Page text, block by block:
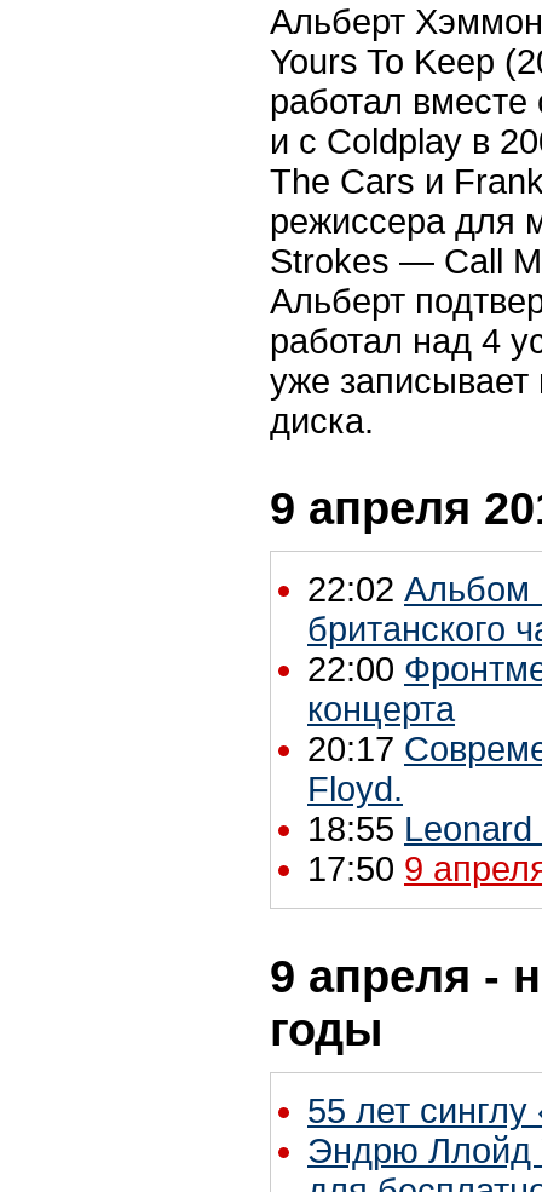
Альберт
Yours To Keep
работал вместе
и с Coldplay в
The Cars и
режиссера для
Strokes — Call
Альберт
работал над 4
уже записывает
диска.
9 апреля
22:02 Альбом
британского
22:00
концерта
20:17
Floyd.
18:55
17:50 9
9 апреля -
годы
55 лет
Эндрю Ллойд